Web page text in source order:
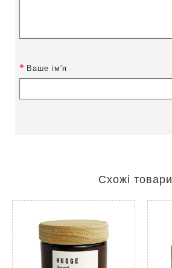
Ваше ім'я
Схожі товари